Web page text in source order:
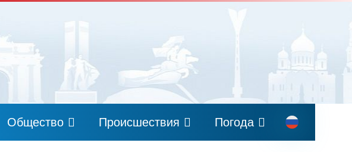
Общество Происшествия Погода